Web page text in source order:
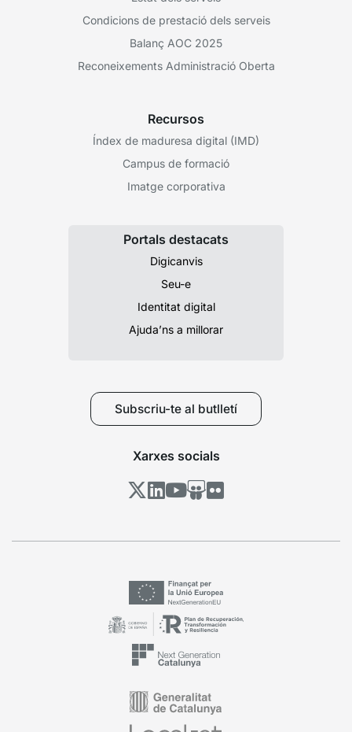
Condicions de prestació dels serveis
Balanç AOC 2025
Reconeixements Administració Oberta
Recursos
Índex de maduresa digital (IMD)
Campus de formació
Imatge corporativa
Portals destacats
Digicanvis
Seu-e
Identitat digital
Ajuda’ns a millorar
Subscriu-te al butlletí
Xarxes socials